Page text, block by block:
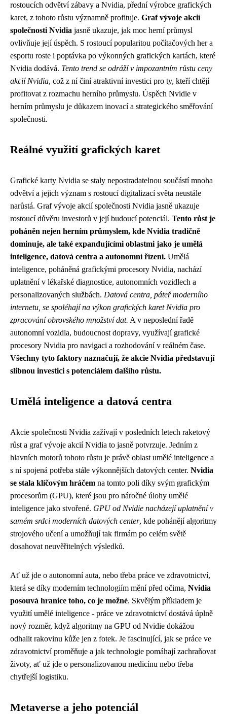
rostoucích odvětví zábavy a Nvidia, přední výrobce grafických
karet, z tohoto růstu významně profituje. Graf vývoje akcií
společnosti Nvidia jasně ukazuje, jak moc herní průmysl
ovlivňuje její úspěch. S rostoucí popularitou počítačových her a
esportu roste i poptávka po výkonných grafických kartách, které
Nvidia dodává. Tento trend se odráží v impozantním růstu ceny
akcií Nvidia, což z ní činí atraktivní investici pro ty, kteří chtějí
profitovat z rozmachu herního průmyslu. Úspěch Nvidie v
herním průmyslu je důkazem inovací a strategického směřování
společnosti.
Reálné využití grafických karet
Grafické karty Nvidia se staly nepostradatelnou součástí mnoha
odvětví a jejich význam s rostoucí digitalizací světa neustále
narůstá. Graf vývoje akcií společnosti Nvidia jasně ukazuje
rostoucí důvěru investorů v její budoucí potenciál. Tento růst je
poháněn nejen herním průmyslem, kde Nvidia tradičně
dominuje, ale také expandujícími oblastmi jako je umělá
inteligence, datová centra a autonomní řízení. Umělá
inteligence, poháněná grafickými procesory Nvidia, nachází
uplatnění v lékařské diagnostice, autonomních vozidlech a
personalizovaných službách. Datová centra, páteř moderního
internetu, se spoléhají na výkon grafických karet Nvidia pro
zpracování obrovského množství dat. A v neposlední řadě
autonomní vozidla, budoucnost dopravy, využívají grafické
procesory Nvidia pro navigaci a rozhodování v reálném čase.
Všechny tyto faktory naznačují, že akcie Nvidia představují
slibnou investici s potenciálem dalšího růstu.
Umělá inteligence a datová centra
Akcie společnosti Nvidia zažívají v posledních letech raketový
růst a graf vývoje akcií Nvidia to jasně potvrzuje. Jedním z
hlavních motorů tohoto růstu je právě oblast umělé inteligence a
s ní spojená potřeba stále výkonnějších datových center. Nvidia
se stala klíčovým hráčem na tomto poli díky svým grafickým
procesorům (GPU), které jsou pro náročné úlohy umělé
inteligence jako stvořené. GPU od Nvidie nacházejí uplatnění v
samém srdci moderních datových center, kde pohánějí algoritmy
strojového učení a umožňují tak firmám po celém světě
dosahovat neuvěřitelných výsledků.
Ať už jde o autonomní auta, nebo třeba práce ve zdravotnictví,
která se díky moderním technologiím mění před očima, Nvidia
posouvá hranice toho, co je možné. Skvělým příkladem je
využití umělé inteligence - práce ve zdravotnictví dostává úplně
nový rozměr, když algoritmy na GPU od Nvidie dokážou
odhalit rakovinu kůže jen z fotek. Je fascinující, jak se práce ve
zdravotnictví proměňuje a jak technologie pomáhají zachraňovat
životy, ať už jde o personalizovanou medicínu nebo třeba
chytřejší logistiku.
Metaverse a jeho potenciál